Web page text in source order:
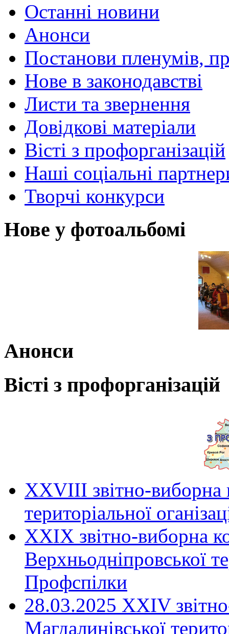
Останні новини
Анонси
Постанови пленумів,
Нове в законодавстві
Листи та звернення
Довідкові матеріали
Вісті з профорганізацій
Наші соціальні
Творчі конкурси
Нове у фотоальбомі
Анонси
Вісті з профорганізацій
ХХVIII звітно-виборна
територіальної
XXIX звітно-виборна
Верхньодніпровської
Профспілки
28.03.2025 ХХІV
Магдалинівської